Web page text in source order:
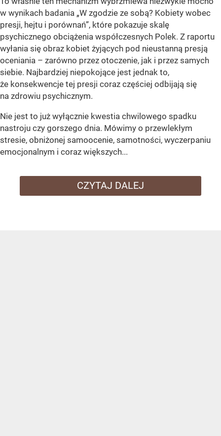
w wynikach badania „W zgodzie ze sobą? Kobiety wobec
presji, hejtu i porównań”, które pokazuje skalę
psychicznego obciążenia współczesnych Polek. Z raportu
wyłania się obraz kobiet żyjących pod nieustanną presją
oceniania – zarówno przez otoczenie, jak i przez samych
siebie. Najbardziej niepokojące jest jednak to,
że konsekwencje tej presji coraz częściej odbijają się
na zdrowiu psychicznym.
Nie jest to już wyłącznie kwestia chwilowego spadku
nastroju czy gorszego dnia. Mówimy o przewlekłym
stresie, obniżonej samoocenie, samotności, wyczerpaniu
emocjonalnym i coraz większych...
CZYTAJ DALEJ